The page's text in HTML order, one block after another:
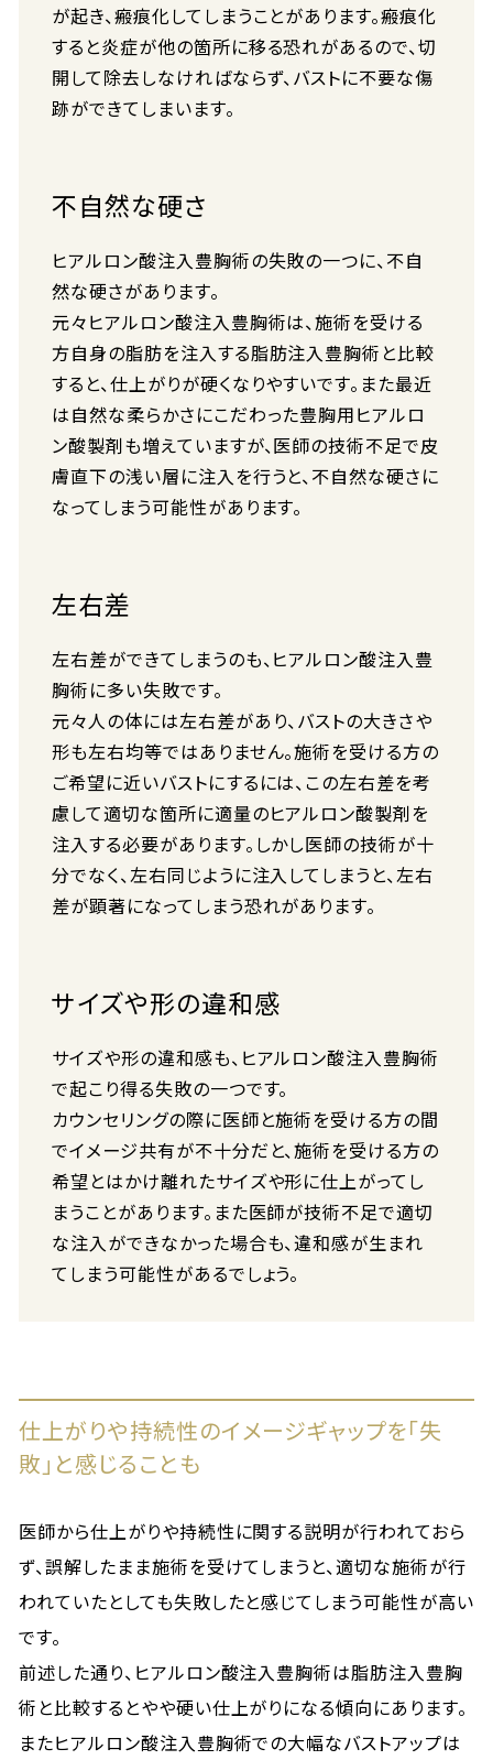
が起き、瘢痕化してしまうことがあります。瘢痕化
すると炎症が他の箇所に移る恐れがあるので、切
開して除去しなければならず、バストに不要な傷
跡ができてしまいます。
不自然な硬さ
ヒアルロン酸注入豊胸術の失敗の一つに、不自
然な硬さがあります。
元々ヒアルロン酸注入豊胸術は、施術を受ける
方自身の脂肪を注入する脂肪注入豊胸術と比較
すると、仕上がりが硬くなりやすいです。また最近
は自然な柔らかさにこだわった豊胸用ヒアルロ
ン酸製剤も増えていますが、医師の技術不足で皮
膚直下の浅い層に注入を行うと、不自然な硬さに
なってしまう可能性があります。
左右差
左右差ができてしまうのも、ヒアルロン酸注入豊
胸術に多い失敗です。
元々人の体には左右差があり、バストの大きさや
形も左右均等ではありません。施術を受ける方の
ご希望に近いバストにするには、この左右差を考
慮して適切な箇所に適量のヒアルロン酸製剤を
注入する必要があります。しかし医師の技術が十
分でなく、左右同じように注入してしまうと、左右
差が顕著になってしまう恐れがあります。
サイズや形の違和感
サイズや形の違和感も、ヒアルロン酸注入豊胸術
で起こり得る失敗の一つです。
カウンセリングの際に医師と施術を受ける方の間
でイメージ共有が不十分だと、施術を受ける方の
希望とはかけ離れたサイズや形に仕上がってし
まうことがあります。また医師が技術不足で適切
な注入ができなかった場合も、違和感が生まれ
てしまう可能性があるでしょう。
仕上がりや持続性のイメージギャップを「失
敗」と感じることも
医師から仕上がりや持続性に関する説明が行われておら
ず、誤解したまま施術を受けてしまうと、適切な施術が行
われていたとしても失敗したと感じてしまう可能性が高い
です。
前述した通り、ヒアルロン酸注入豊胸術は脂肪注入豊胸
術と比較するとやや硬い仕上がりになる傾向にあります。
またヒアルロン酸注入豊胸術での大幅なバストアップは